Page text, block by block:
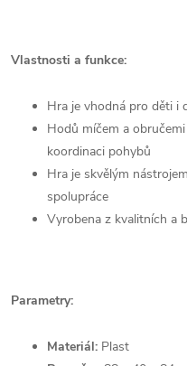
Vlastnosti a funkce:
Hra je vhodná pro děti i
Hodů míčem a
koordinaci pohybů
Hra je skvělým
spolupráce
Vyrobena z kvalitních a
Parametry:
Materiál: Plast